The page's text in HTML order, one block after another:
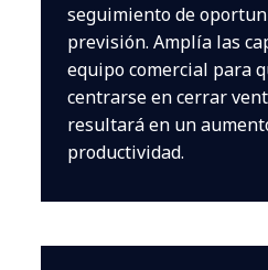
seguimiento de
previsión. Amplía las
equipo comercial para
centrarse en cerrar
resultará en un
productividad.